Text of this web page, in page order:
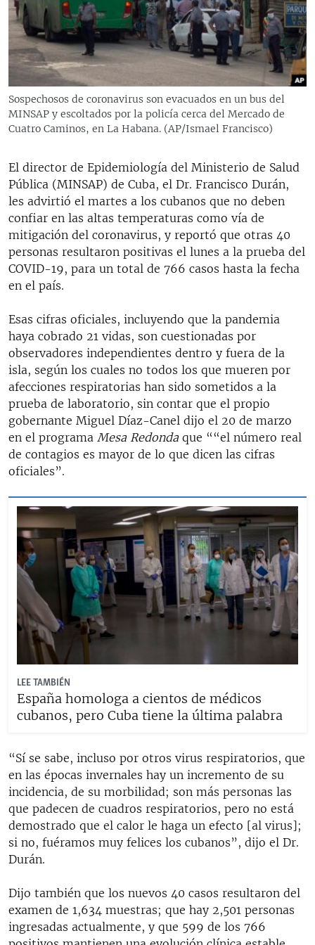
RADIO MARTÍ
ESPECIALES
ESPECIALES
LA REALIDAD DE LA VIVIENDA EN CUBA
SER VIEJO EN CUBA
LOS SANTOS DE HIALEAH
DESINFORMACIÓN RUSA EN AMÉRICA LATINA
LA INVASIÓN DE RUSIA A UCRANIA
MULTIMEDIA
EDITORIALES
SÍGUENOS
Sospechosos de coronavirus son evacuados en un bus del
MINSAP y escoltados por la policía cerca del Mercado de
Cuatro Caminos, en La Habana. (AP/Ismael Francisco)
El director de Epidemiología del Ministerio de Salud
Pública (MINSAP) de Cuba, el Dr. Francisco Durán,
les advirtió el martes a los cubanos que no deben
confiar en las altas temperaturas como vía de
mitigación del coronavirus, y reportó que otras 40
personas resultaron positivas el lunes a la prueba del
COVID-19, para un total de 766 casos hasta la fecha
en el país.
Esas cifras oficiales, incluyendo que la pandemia
haya cobrado 21 vidas, son cuestionadas por
observadores independientes dentro y fuera de la
isla, según los cuales no todos los que mueren por
afecciones respiratorias han sido sometidos a la
prueba de laboratorio, sin contar que el propio
gobernante Miguel Díaz-Canel dijo el 20 de marzo
en el programa Mesa Redondaque ““el número real
de contagios es mayor de lo que dicen las cifras
oficiales”.
LEE TAMBIÉN
España homologa a cientos de médicos
cubanos, pero Cuba tiene la última palabra
“Sí se sabe, incluso por otros virus respiratorios, que
en las épocas invernales hay un incremento de su
incidencia, de su morbilidad; son más personas las
que padecen de cuadros respiratorios, pero no está
demostrado que el calor le haga un efecto [al virus];
si no, fuéramos muy felices los cubanos”, dijo el Dr.
Durán.
Dijo también que los nuevos 40 casos resultaron del
examen de 1,634 muestras; que hay 2,501 personas
ingresadas actualmente, y que 599 de los 766